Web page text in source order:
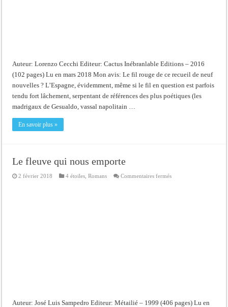
Auteur: Lorenzo Cecchi Editeur: Cactus Inébranlable Editions – 2016
(102 pages) Lu en mars 2018 Mon avis: Le fil rouge de ce recueil de neuf
nouvelles ? L’Espagne, évidemment, même si le fil en question est parfois
tendu fort lâchement, serpentant de références des plus poétiques (les
madrigaux de Gesualdo, vassal napolitain …
En savoir plus »
Le fleuve qui nous emporte
2 février 2018 4 étoiles ,Romans Commentaires ferméssur
Auteur: José Luis Sampedro Editeur: Métailié – 1999 (406 pages) Lu en